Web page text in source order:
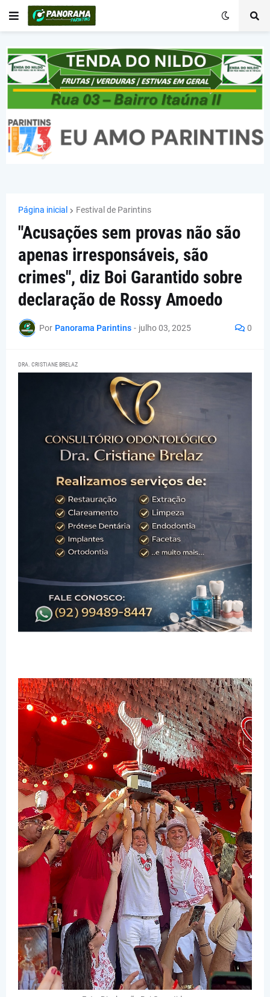
Página inicial Festival de Parintins
"Acusações sem provas não são
apenas irresponsáveis, são
crimes", diz Boi Garantido sobre
declaração de Rossy Amoedo
Por Panorama Parintins - julho 03, 2025 0
DRA. CRISTIANE BRELAZ